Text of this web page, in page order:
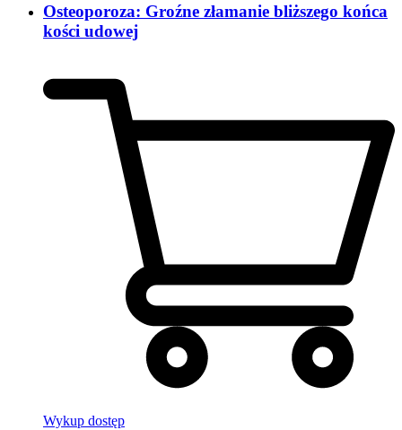
Osteoporoza: Groźne złamanie bliższego końca
kości udowej
Wykup dostęp